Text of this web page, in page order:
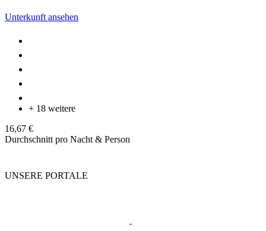
Unterkunft ansehen
+ 18 weitere
16,67 €
Durchschnitt pro Nacht & Person
UNSERE PORTALE